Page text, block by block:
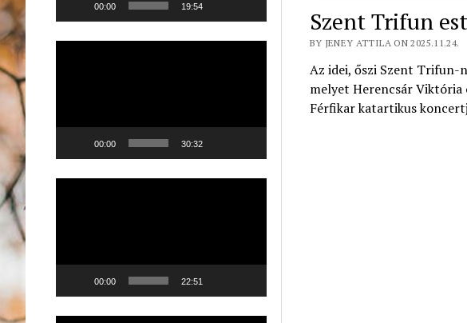
00:00 19:54
00:00 30:32
00:00 22:51
Szent Trifun
BY JENEY ATTILA ON 2025.11.24.
Az idei, őszi Szent Trifun-
melyet Herencsár Viktória
Férfikar katartikus